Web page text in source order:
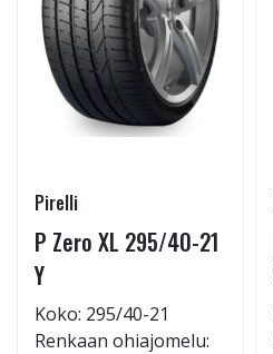
Pirelli
P Zero XL 295/40-21
Y
Koko: 295/40-21
Renkaan ohiajomelu: